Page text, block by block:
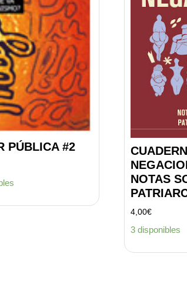
PÚBLICA #2
NOTAS
4,00€
3 disponibles